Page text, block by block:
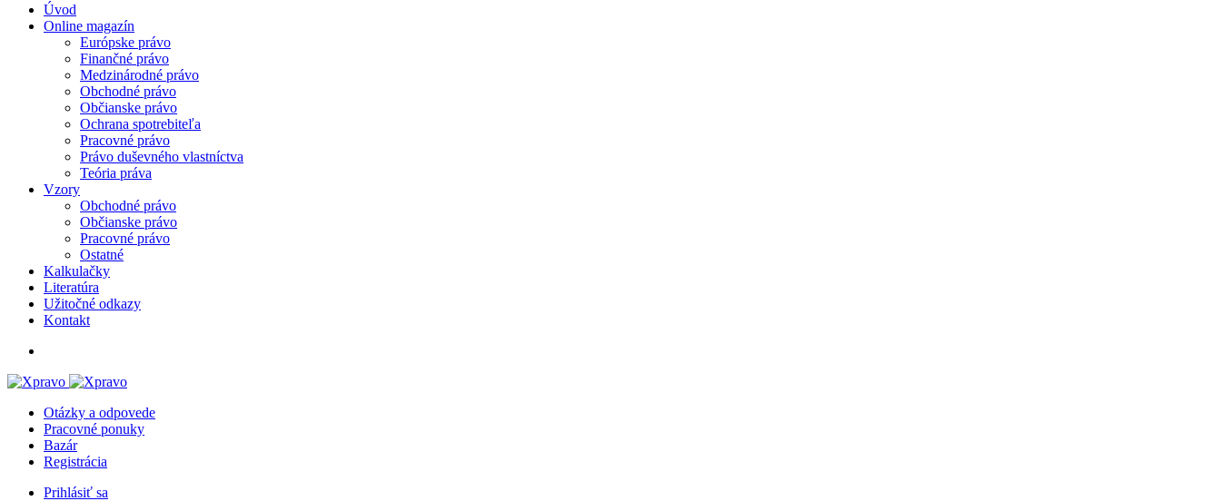
Úvod
Online magazín
Európske právo
Finančné právo
Medzinárodné právo
Obchodné právo
Občianske právo
Ochrana spotrebiteľa
Pracovné právo
Právo duševného vlastníctva
Teória práva
Vzory
Obchodné právo
Občianske právo
Pracovné právo
Ostatné
Kalkulačky
Literatúra
Užitočné odkazy
Kontakt
Otázky a odpovede
Pracovné ponuky
Bazár
Registrácia
Prihlásiť sa